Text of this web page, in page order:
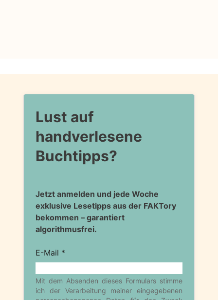
Lust auf
handverlesene
Buchtipps?